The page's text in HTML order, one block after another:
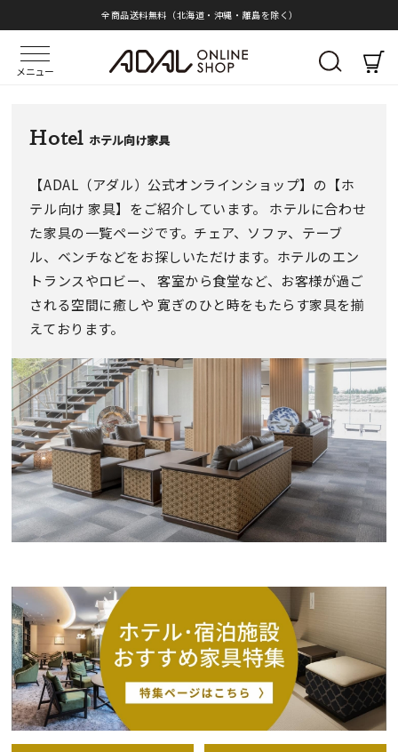
全商品送料無料（北海道・沖縄・離島を除く）
メニュー
Hotel ホテル向け家具
【ADAL（アダル）公式オンラインショップ】の【ホ
テル向け 家具】をご紹介しています。 ホテルに合わせ
た家具の一覧ページです。チェア、ソファ、テーブ
ル、ベンチなどをお探しいただけます。ホテルのエン
トランスやロビー、 客室から食堂など、お客様が過ご
される空間に癒しや 寛ぎのひと時をもたらす家具を揃
えております。